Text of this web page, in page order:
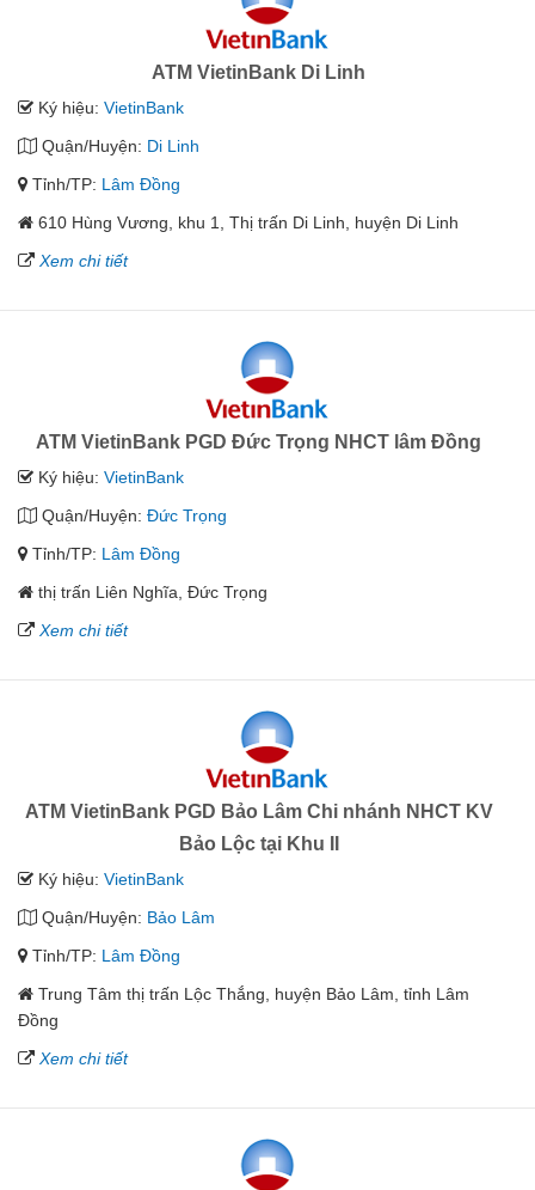
ATM VietinBank Di Linh
Ký hiệu: VietinBank
Quận/Huyện: Di Linh
Tỉnh/TP: Lâm Đồng
610 Hùng Vương, khu 1, Thị trấn Di Linh, huyện Di Linh
Xem chi tiết
ATM VietinBank PGD Đức Trọng NHCT lâm Đồng
Ký hiệu: VietinBank
Quận/Huyện: Đức Trọng
Tỉnh/TP: Lâm Đồng
thị trấn Liên Nghĩa, Đức Trọng
Xem chi tiết
ATM VietinBank PGD Bảo Lâm Chi nhánh NHCT KV
Bảo Lộc tại Khu II
Ký hiệu: VietinBank
Quận/Huyện: Bảo Lâm
Tỉnh/TP: Lâm Đồng
Trung Tâm thị trấn Lộc Thắng, huyện Bảo Lâm, tỉnh Lâm
Đồng
Xem chi tiết